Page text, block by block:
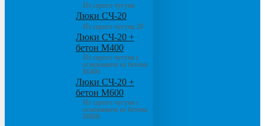
Из серого чугуна
Люки СЧ-20
Из серого чугуна 20
Люки СЧ-20 +
бетон М400
Из серого чугуна с
основанием из бетона
М400
Люки СЧ-20 +
бетон М600
Из серого чугуна с
основанием из бетона
М600